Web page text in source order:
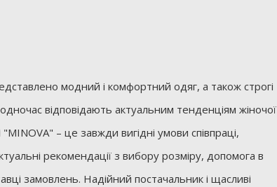
модний і комфортний одяг, а також строгі
відповідають актуальним тенденціям жіночої
– це завжди вигідні умови співпраці,
рекомендації з вибору розміру, допомога в
замовлень. Надійний постачальник і щасливі